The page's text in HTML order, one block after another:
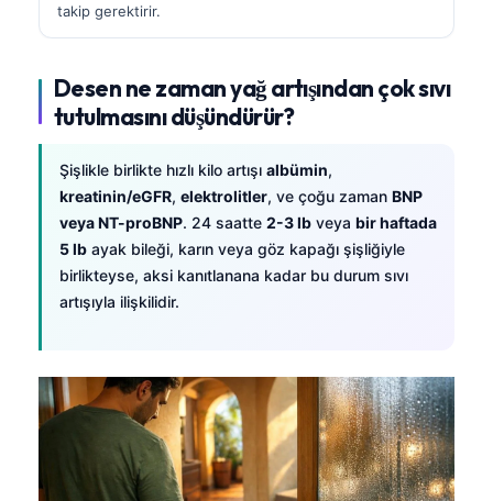
takip gerektirir.
Desen ne zaman yağ artışından çok sıvı
tutulmasını düşündürür?
Şişlikle birlikte hızlı kilo artışı albümin,
kreatinin/eGFR, elektrolitler, ve çoğu zaman BNP
veya NT-proBNP. 24 saatte 2-3 lb veya bir haftada
5 lb ayak bileği, karın veya göz kapağı şişliğiyle
birlikteyse, aksi kanıtlanana kadar bu durum sıvı
artışıyla ilişkilidir.